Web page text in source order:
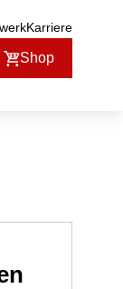
Karriere
Shop